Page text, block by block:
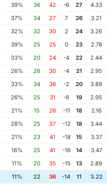
39% 36 42 -6 27
4.33
37% 34 27 7 26
3.21
32% 32 30 2 24
3.26
39% 25 25 0 23
2.78
33% 20 24 -4 22
2.44
26% 26 30 -4 21
2.95
33% 34 36 -2 20
3.89
26% 25 31 -6 19
2.95
21% 15 26 -11 18
2.16
28% 25 37 -12 18
3.44
21% 23 41 -18 15
3.37
16% 25 41 -16 14
3.47
11% 20 35 -15 13
2.89
11% 22 36 -14 11
3.22